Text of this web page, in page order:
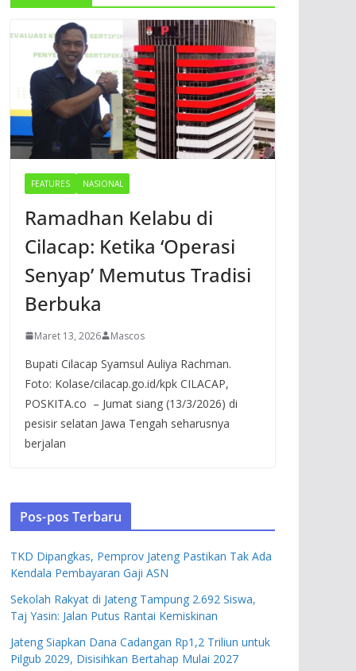
FEATURES NASIONAL
Ramadhan Kelabu di
Cilacap: Ketika ‘Operasi
Senyap’ Memutus Tradisi
Berbuka
Maret 13, 2026 Mascos
Bupati Cilacap Syamsul Auliya Rachman.
Foto: Kolase/cilacap.go.id/kpk CILACAP,
POSKITA.co – Jumat siang (13/3/2026) di
pesisir selatan Jawa Tengah seharusnya
berjalan
Pos-pos Terbaru
TKD Dipangkas, Pemprov Jateng Pastikan Tak Ada
Kendala Pembayaran Gaji ASN
Sekolah Rakyat di Jateng Tampung 2.692 Siswa,
Taj Yasin: Jalan Putus Rantai Kemiskinan
Jateng Siapkan Dana Cadangan Rp1,2 Triliun untuk
Pilgub 2029, Disisihkan Bertahap Mulai 2027